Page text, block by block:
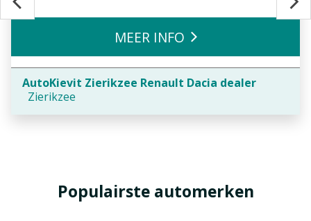
AutoKievit Zierikzee Renault Dacia dealer
Zierikzee
MEER INFO
Populairste automerken